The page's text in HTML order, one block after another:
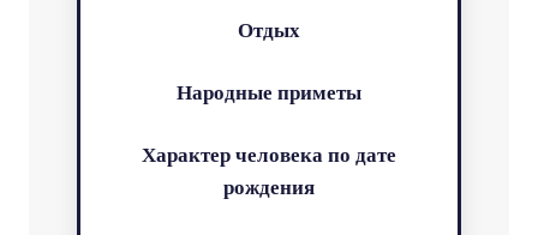
Отдых
Народные приметы
Характер человека по дате
рождения